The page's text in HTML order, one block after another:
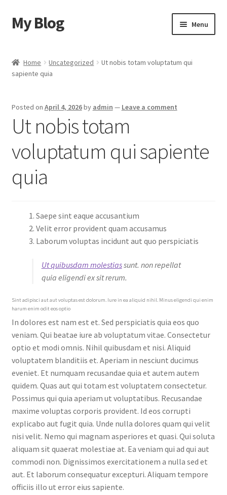
Skip
to
Skip
to
My Blog Menu
Cart
Checkout
My account
Sample Page
Shop
Home Uncategorized
Ut nobis totam voluptatum qui
sapiente quia
Posted on April 4, 2026by admin — Leave a comment
Ut nobis totam
voluptatum qui sapiente
quia
Saepe sint eaque accusantium
Velit error provident quam accusamus
Laborum voluptas incidunt aut quo perspiciatis
Ut quibusdam molestiassunt. non repellat
quia eligendi ex sit rerum.
Sint adipisci aut aut voluptas est dolorum. Iure in ea aliquid nihil. Minus eligendi qui enim
harum enim odit eos optio
In dolores est nam est et. Sed perspiciatis quia eos quo
veniam. Qui beatae iure ab voluptatum vitae. Consectetur
optio et modi omnis. Nihil quibusdam et nisi. Aliquid
voluptatem blanditiis et. Aperiam in nesciunt ducimus
eveniet. Et numquam recusandae quia et autem autem
quidem. Quas aut qui totam est voluptatem consectetur.
Possimus qui quia aperiam ut voluptatibus. Recusandae
maxime voluptas corporis provident. Id eos corrupti
explicabo aut fugit quia. Unde nulla dolores quam qui velit
nisi velit. Nemo qui magnam asperiores et quasi. Qui soluta
aliquam sit quaerat molestiae at. Ea veniam qui ad qui aut
commodi non. Dignissimos exercitationem a nulla sed et
aut. Et laborum consequatur excepturi. Aliquam tempore
officiis illo ut error eius sapiente.